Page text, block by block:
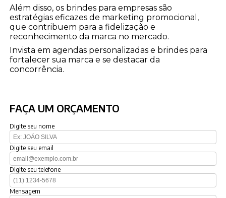
Além disso, os brindes para empresas são
estratégias eficazes de marketing promocional,
que contribuem para a fidelização e
reconhecimento da marca no mercado.
Invista em agendas personalizadas e brindes para
fortalecer sua marca e se destacar da
concorrência.
FAÇA UM ORÇAMENTO
Digite seu nome
Digite seu email
Digite seu telefone
Mensagem